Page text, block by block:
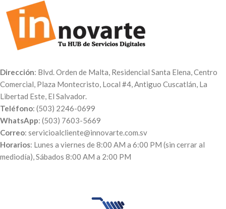
Dirección: Blvd. Orden de Malta, Residencial Santa Elena, Centro
Comercial, Plaza Montecristo, Local #4, Antiguo Cuscatlán, La
Libertad Este, El Salvador.
Teléfono: (503) 2246-0699
WhatsApp: (503) 7603-5669
Correo: servicioalcliente@innovarte.com.sv
Horarios: Lunes a viernes de 8:00 AM a 6:00 PM (sin cerrar al
mediodía), Sábados 8:00 AM a 2:00 PM